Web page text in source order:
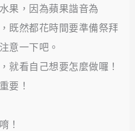
果，因為蘋果諧音為
既然都花時間要準備祭拜
意一下吧。
就看自己想要怎麼做囉！
要！
！